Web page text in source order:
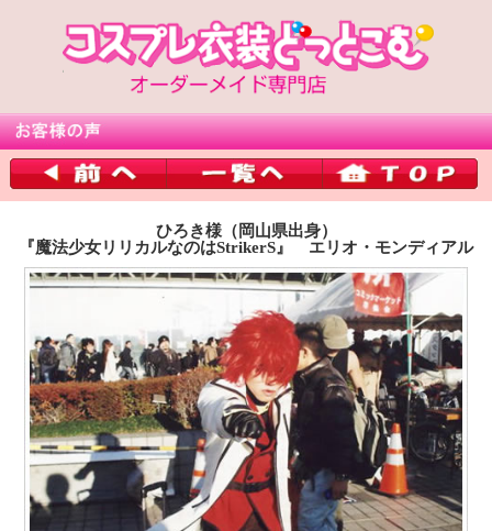
ひろき様（岡山県出身）
『魔法少女リリカルなのはStrikerS』 エリオ・モンディアル